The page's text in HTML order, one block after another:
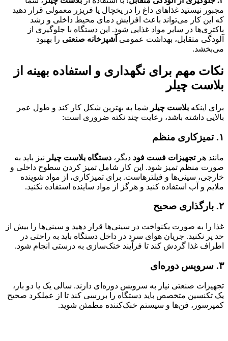
مجبور نیستید غذاهای داغ را در یخچال یا فریزر معمولی قرار دهید
که این کار می‌تواند باعث افزایش دمای محیط داخلی و رشد
باکتری‌ها در سایر مواد غذایی شود. این دستگاه با جلوگیری از
آلودگی متقابل، بهداشت عمومی آشپزخانه صنعتی را بهبود
می‌بخشد.
نکات مهم برای نگهداری و استفاده بهینه از
بلاست چیلر
برای اینکه بلاست چیلر شما به بهترین شکل کار کند و طول عمر
بالایی داشته باشد، رعایت چند نکته ضروری است:
۱.تمیزکاری منظم
مانند هرتجهیزات فست فود دیگر، دستگاه بلاست چیلر نیز باید به
صورت منظم تمیز شود. این کار شامل تمیز کردن سطوح داخلی و
خارجی، سینی‌ها و فیلترهاست. برای تمیزکاری، از مواد شوینده
ملایم و آب استفاده کنید و هرگز از مواد ساینده استفاده نکنید.
۲. بارگذاری صحیح
غذا را به صورت یکنواخت در سینی‌ها قرار دهید و سینی‌ها را بیش از
حد پر نکنید. جریان هوای سرد در داخل دستگاه باید به راحتی در
اطراف غذا گردش کند تا فرآیند خنک‌سازی به درستی انجام شود.
۳. سرویس دوره‌ای
تجهیزات صنعتی نیاز به سرویس دوره‌ای دارند. سالی یک یا دو بار،
یک تکنسین متخصص باید دستگاه را بررسی کند تا از عملکرد صحیح
کمپرسور، فن‌ها و سیستم خنک‌کننده مطمئن شوید.